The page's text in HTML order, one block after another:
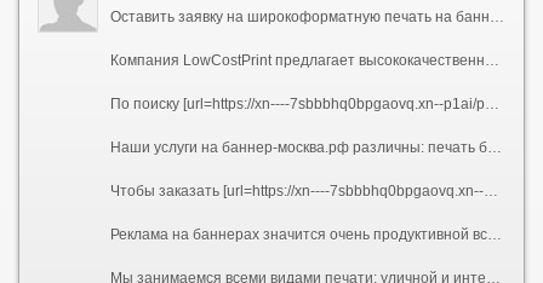
Компания LowCostPrint предлагает высококачественную широкоформатную печать в Москве на баннерах и мобильных стендах по весьма премлемым расценкам. Баннеры совершенно любых размеров, различное разрешение печати, длительность выполнения заказа до двух дней, отличная цветопередача и сохранение цвета до 3-х лет. Заходите на интернет портал баннер-москва.рф прямо сейчас, чтобы посмотреть список наших услуг.
По поиску [url=https://xn----7sbbbhq0bpgaovq.xn--p1ai/pechat-bannerov]печать баннеров в москве[/url] мы непременно Вам окажем помощь. Наличие персонального оборудования позволяет нам удерживать расценки невысокими и доступными любому. А еще мы сотрудничаем с иностранными подрядчиками и приобретаем товары для печати от разработчиков. Посмотреть прайс можно на нашем веб ресурсе прямо сейчас или звоните по далее указанному номеру телефона. Мы весьма давно работаем на рынке Москвы и предоставляем услуги печати, поэтому разнимся огромным опытом, высоким качеством и быстротой работы.
Наши услуги на баннер-москва.рф различны: печать баннеров, печать на самоклеящейся плёнке, постпечатная обработка, мобильные стенды, баннеры для ограждений и многие другие. Заходите в нужный раздел, чтобы узнать дополнительную информацию о любой услуге. Также Вы самостоятельно сможете произвести расчет цен, вписав определенные параметры. Загляните в нашу подборку выполненных работ, все фотографии настоящие.
Чтобы заказать [url=https://xn----7sbbbhq0bpgaovq.xn--p1ai/pechat-bannerov]производство баннеров[/url] лучше звоните нам. Наш телефон +7(499)390-19-73 или сделайте заказ на обратный звонок. Менеджеры помогут Вам в Вашем вопросе. Подскажут, какой именно сорт печати лучше выбрать, расскажут про расценки и доставку заказа. Адрес компании: 123007, Москва, Хорошёвское шоссе, 38, стр. 2. Режим работы с 10:00 до 18:00 с пн по пт. Также, чтобы оформить заказ, можно оставить заявку на сайте баннер-москва.рф или написать нам на Email. Оплата возможна на расчетный счет, СБ или через виртуальный кошелек.
Реклама на баннерах значится очень продуктивной всегда. Чтобы люди узнали о Вашей фирме или продукции, необходимо блестяще и запоминающе о себе возгласить. Качественная печать всегда бросается в глаза и не дает возможности пройти мимо.
Мы занимаемся всеми видами печати: уличной и интерьерной. Уличная - сольвентная широкоформатная печать делается жесткими чернилами, которые способны устоять перед внешними факторами, такими как, дождь, холод, солнце. Интерьерная — экосольвентная печать, также устойчива к внешним факторам, но её используют в случае, когда очень важно качество печати. Звоните, заказывайте, мы будем счастливы с Вами сотрудничать.